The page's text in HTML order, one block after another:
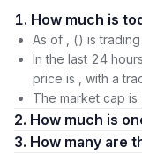
1. How
As of , () is trading
In the last 24
price is , with a
The market cap
2. How much is
3. How